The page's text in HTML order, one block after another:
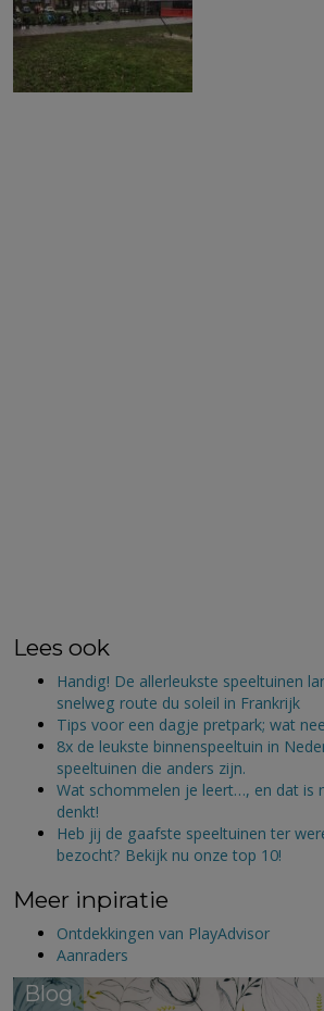
Lees ook
Handig! De allerleukste speeltuinen
snelweg route du soleil in Frankrijk
Tips voor een dagje pretpark; wat
8x de leukste binnenspeeltuin in
speeltuinen die anders zijn.
Wat schommelen je leert…, en dat is
denkt!
Heb jij de gaafste speeltuinen ter
bezocht? Bekijk nu onze top 10!
Meer inpiratie
Ontdekkingen van PlayAdvisor
Aanraders
Blog